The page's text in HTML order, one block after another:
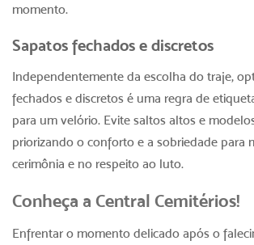
momento.
Sapatos fechados e discretos
Independentemente da escolha do traje,
fechados e discretos é uma regra de
para um velório. Evite saltos altos e
priorizando o conforto e a sobriedade para
cerimônia e no respeito ao luto.
Conheça a Central Cemitérios!
Enfrentar o momento delicado após o